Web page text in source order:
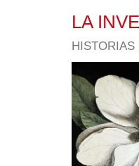
LA
HISTORIAS